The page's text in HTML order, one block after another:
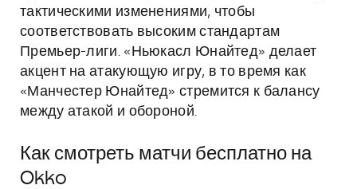
тактическими изменениями, чтобы
соответствовать высоким стандартам
Премьер-лиги. «Ньюкасл Юнайтед» делает
акцент на атакующую игру, в то время как
«Манчестер Юнайтед» стремится к балансу
между атакой и обороной.
Как смотреть матчи бесплатно на
Okko